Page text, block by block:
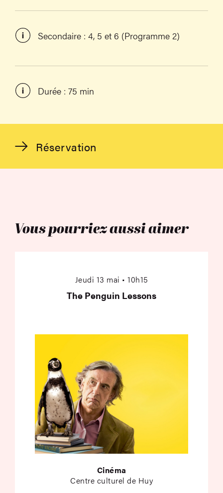
Réservation
Secondaire : 4, 5 et 6 (Programme 2)
Durée : 75 min
Vous pourriez aussi aimer
Jeudi 13 mai • 10h15
The Penguin Lessons
Cinéma
Centre culturel de Huy